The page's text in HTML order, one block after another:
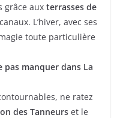
grâce aux terrasses de
L’hiver, avec ses
toute particulière
pas manquer dans La
ne ratez
des Tanneurs et le